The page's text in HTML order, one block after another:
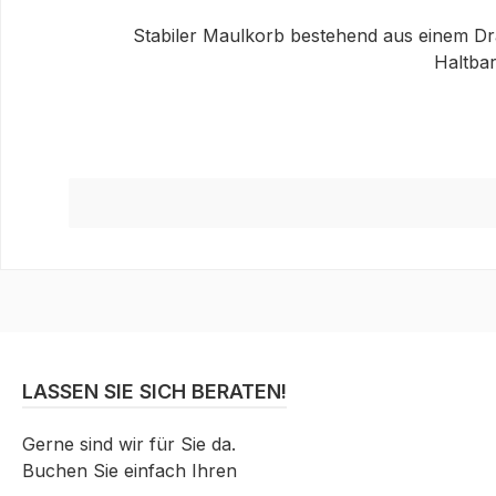
Stabiler Maulkorb bestehend aus einem
LASSEN SIE SICH BERATEN!
Gerne sind wir für Sie da.
Buchen Sie einfach Ihren